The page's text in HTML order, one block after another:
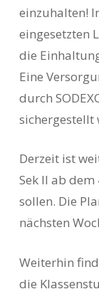
einzuhalten!
eingesetzten
die
Eine
durch
sichergestellt
Derzeit ist
Sek II ab
sollen. Die
nächsten
Weiterhin
die